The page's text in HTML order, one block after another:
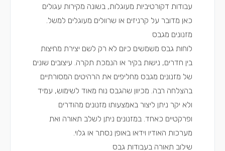
עבודות דקורטיביות מעוגלות, בשונה מקירות עגולים
כאן מדובר על קרניזים או שרוולים מעוגלים למשל.
מזנונים מגבס
לוחות גבס משמשים כיום לא רק לשם יצירת מחיצות
בין חדרים, נישות בקיר או הנמכת תקרה. עיצובים שונים
של מזנונים מגבס מחליפים את הרהיטים המסורתיים
בהצלחה רבה. מכיוון שהגבס נוח מאוד לשימוש, עמיד
ולא יקר ניתן ליצור באמצעותו מזנונים מהודרים
ופרקטיים כאחד. במזנונים ניתן לשלב תאורה ואת
מערכות האודיו וידאו באופן נסתר או גלוי.
שילוב תאורה בעבודות גבס